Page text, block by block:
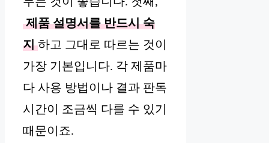
제품 설명서를 반드시 숙
지 하고 그대로 따르는 것이
가장 기본입니다. 각 제품마
다 사용 방법이나 결과 판독
시간이 조금씩 다를 수 있기
때문이죠.